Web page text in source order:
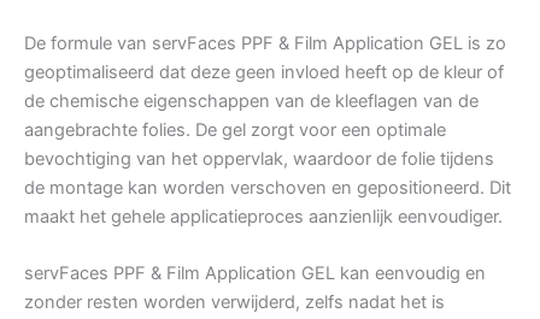
De formule van servFaces PPF & Film Application GEL is zo
geoptimaliseerd dat deze geen invloed heeft op de kleur of
de chemische eigenschappen van de kleeflagen van de
aangebrachte folies. De gel zorgt voor een optimale
bevochtiging van het oppervlak, waardoor de folie tijdens
de montage kan worden verschoven en gepositioneerd. Dit
maakt het gehele applicatieproces aanzienlijk eenvoudiger.
servFaces PPF & Film Application GEL kan eenvoudig en
zonder resten worden verwijderd, zelfs nadat het is